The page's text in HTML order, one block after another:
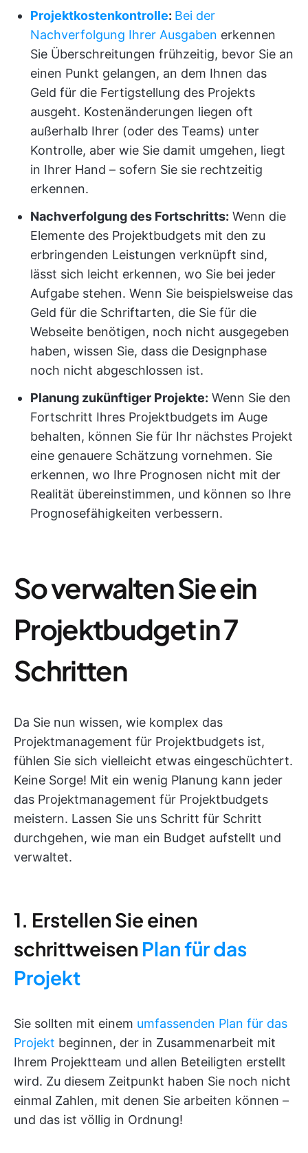
Projektkostenkontrolle: Bei der
Nachverfolgung Ihrer Ausgaben erkennen
Sie Überschreitungen frühzeitig, bevor Sie an
einen Punkt gelangen, an dem Ihnen das
Geld für die Fertigstellung des Projekts
ausgeht. Kostenänderungen liegen oft
außerhalb Ihrer (oder des Teams) unter
Kontrolle, aber wie Sie damit umgehen, liegt
in Ihrer Hand – sofern Sie sie rechtzeitig
erkennen.
Nachverfolgung des Fortschritts: Wenn die
Elemente des Projektbudgets mit den zu
erbringenden Leistungen verknüpft sind,
lässt sich leicht erkennen, wo Sie bei jeder
Aufgabe stehen. Wenn Sie beispielsweise das
Geld für die Schriftarten, die Sie für die
Webseite benötigen, noch nicht ausgegeben
haben, wissen Sie, dass die Designphase
noch nicht abgeschlossen ist.
Planung zukünftiger Projekte: Wenn Sie den
Fortschritt Ihres Projektbudgets im Auge
behalten, können Sie für Ihr nächstes Projekt
eine genauere Schätzung vornehmen. Sie
erkennen, wo Ihre Prognosen nicht mit der
Realität übereinstimmen, und können so Ihre
Prognosefähigkeiten verbessern.
So verwalten Sie ein
Projektbudget in 7
Schritten
Da Sie nun wissen, wie komplex das
Projektmanagement für Projektbudgets ist,
fühlen Sie sich vielleicht etwas eingeschüchtert.
Keine Sorge! Mit ein wenig Planung kann jeder
das Projektmanagement für Projektbudgets
meistern. Lassen Sie uns Schritt für Schritt
durchgehen, wie man ein Budget aufstellt und
verwaltet.
1. Erstellen Sie einen
schrittweisen Plan für das
Projekt
Sie sollten mit einem umfassenden Plan für das
Projekt beginnen, der in Zusammenarbeit mit
Ihrem Projektteam und allen Beteiligten erstellt
wird. Zu diesem Zeitpunkt haben Sie noch nicht
einmal Zahlen, mit denen Sie arbeiten können –
und das ist völlig in Ordnung!